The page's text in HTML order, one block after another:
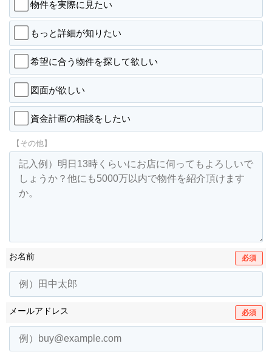
物件を実際に見たい
もっと詳細が知りたい
希望に合う物件を探して欲しい
図面が欲しい
資金計画の相談をしたい
【その他】
お名前 必須
メールアドレス 必須